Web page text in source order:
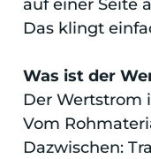
auf einer Seite
Das klingt
Was ist der
Der Wertstrom
Vom
Dazwischen: